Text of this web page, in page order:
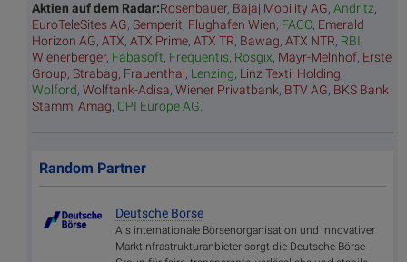
Aktien auf dem Radar:Rosenbauer, Bajaj Mobility AG, Andritz,
EuroTeleSites AG, Semperit, Flughafen Wien, FACC, Emerald
Horizon AG, ATX, ATX Prime, ATX TR, Bawag, ATX NTR, RBI,
Wienerberger, Fabasoft, Frequentis, Rosgix, Mayr-Melnhof, Erste
Group, Strabag, Frauenthal, Lenzing, Linz Textil Holding,
Wolford, Wolftank-Adisa, Wiener Privatbank, BTV AG, BKS Bank
Stamm, Amag, CPI Europe AG.
Random Partner
Deutsche Börse
Als internationale Börsenorganisation und innovativer
Marktinfrastrukturanbieter sorgt die Deutsche Börse